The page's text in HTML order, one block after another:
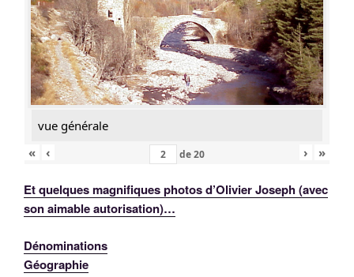
vue générale
«
‹ de20 › »
Et quelques magnifiques photos d’Olivier Joseph (avec
son aimable autorisation)…
Dénominations
Géographie